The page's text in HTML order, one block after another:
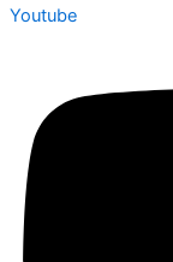
Youtube